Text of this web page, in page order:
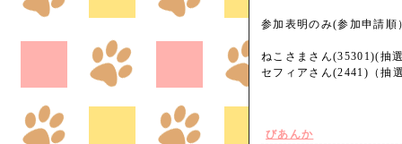
参加表明のみ(参加申請順
ねこさまさん(35301)(
セフィアさん(2441)（抽
びあんか